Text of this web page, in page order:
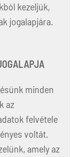
kezeljük,
jogalapjára.
minden
az
felvétele
voltát.
amely az